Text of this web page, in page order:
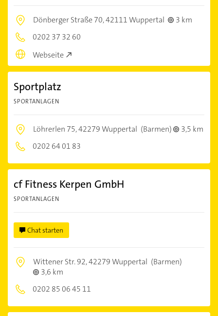
Dönberger Straße 70,42111 Wuppertal
3 km
0202 37 32 60
Webseite
Sportplatz
SPORTANLAGEN
Löhrerlen 75,42279 Wuppertal (Barmen)
3,5 km
0202 64 01 83
cf Fitness Kerpen GmbH
SPORTANLAGEN
Chat starten
Wittener Str. 92,42279 Wuppertal (Barmen)
3,6 km
0202 85 06 45 11